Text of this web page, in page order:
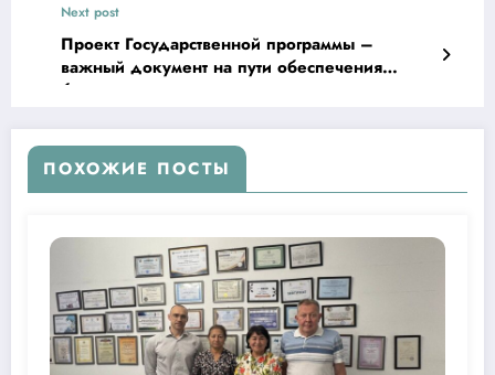
Next post
Проект Государственной программы –
важный документ на пути обеспечения
благополучия нашего народа
ПОХОЖИЕ ПОСТЫ